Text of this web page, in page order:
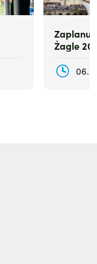
Zaplanuj
Żagle